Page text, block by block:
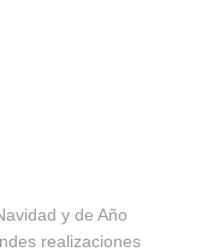
y de Año
realizaciones